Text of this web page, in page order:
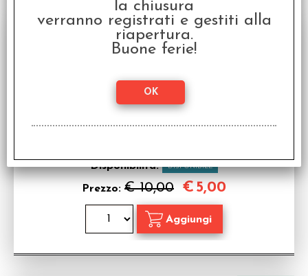
Disponibilità: DISPONIBILE
Prezzo: € 10,00
SCONTO 50%
€ 5,00
la chiusura
verranno registrati e gestiti alla
riapertura.
Buone ferie!